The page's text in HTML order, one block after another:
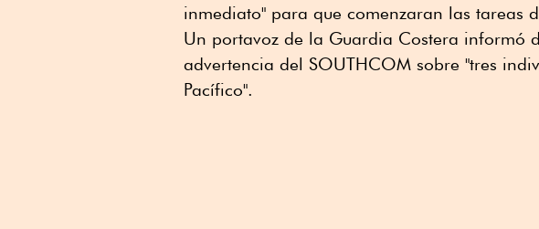
inmediato" para que comenzaran las tareas
Un portavoz de la Guardia Costera informó
advertencia del SOUTHCOM sobre "tres
Pacífico".